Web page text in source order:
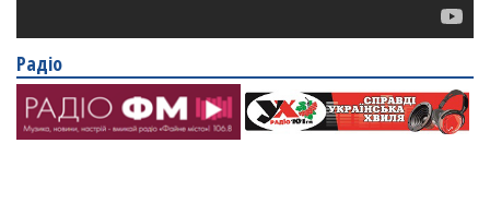
Радіо